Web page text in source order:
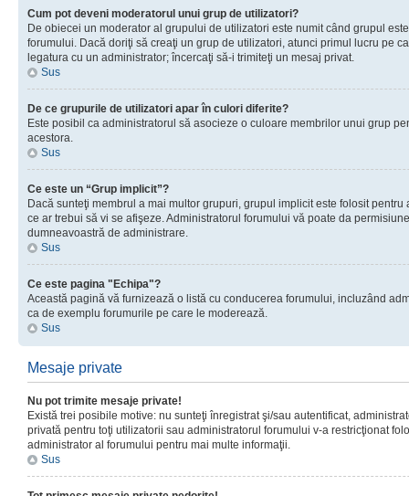
Cum pot deveni moderatorul unui grup de utilizatori?
De obiecei un moderator al grupului de utilizatori este numit când grupul
forumului. Dacă doriţi să creaţi un grup de utilizatori, atunci primul lucru pe
legatura cu un administrator; încercaţi să-i trimiteţi un mesaj privat.
Sus
De ce grupurile de utilizatori apar în culori diferite?
Este posibil ca administratorul să asocieze o culoare membrilor unui grup
acestora.
Sus
Ce este un “Grup implicit”?
Dacă sunteţi membrul a mai multor grupuri, grupul implicit este folosit
ce ar trebui să vi se afişeze. Administratorul forumului vă poate da
dumneavoastră de administrare.
Sus
Ce este pagina "Echipa"?
Această pagină vă furnizează o listă cu conducerea forumului, incluzând
ca de exemplu forumurile pe care le moderează.
Sus
Mesaje private
Nu pot trimite mesaje private!
Există trei posibile motive: nu sunteţi înregistrat şi/sau autentificat,
privată pentru toţi utilizatorii sau administratorul forumului v-a restricţionat
administrator al forumului pentru mai multe informaţii.
Sus